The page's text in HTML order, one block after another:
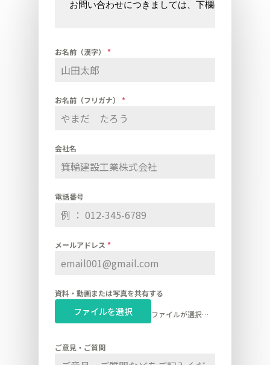
お問い合わせにつきましては、下欄に必要事項
お名前（漢字） *
お名前（フリガナ） *
会社名
電話番号
メールアドレス *
資料・動画または写真を共有する
ファイルを選択 ファイルが選択されていません
ご意見・ご質問